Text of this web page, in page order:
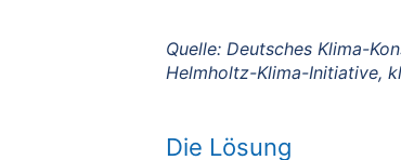
Quelle: Deutsches Klima-
Helmholtz-Klima-Initiative,
Die Lösung